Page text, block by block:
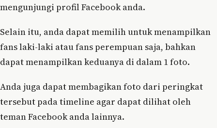
mengunjungi profil Facebook anda.
Selain itu, anda dapat memilih untuk menampilkan
fans laki-laki atau fans perempuan saja, bahkan
dapat menampilkan keduanya di dalam 1 foto.
Anda juga dapat membagikan foto dari peringkat
tersebut pada timeline agar dapat dilihat oleh
teman Facebook anda lainnya.